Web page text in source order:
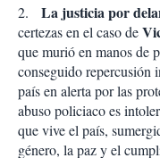
2. La justicia por
certezas en el caso de
que murió en manos de
conseguido repercusión
país en alerta por las
abuso policiaco es
que vive el país,
género, la paz y el